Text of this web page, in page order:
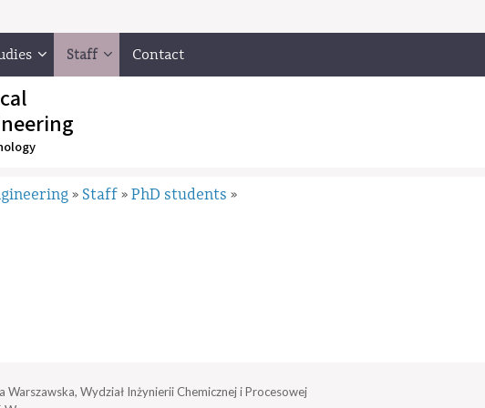
Staff Contact
» Staff » PhD students »
Warszawska, Wydział Inżynierii Chemicznej i Procesowej